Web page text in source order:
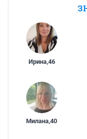
Ирина,46
Милана,40